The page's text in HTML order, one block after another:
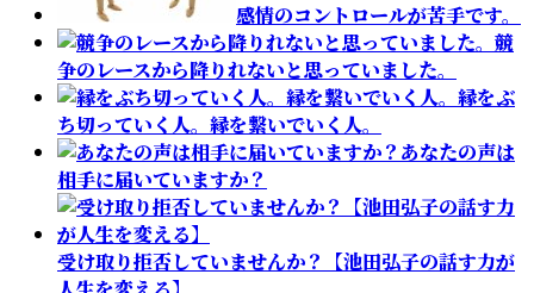
感情のコントロールが苦手です。
競
争のレースから降りれないと思っていました。
縁をぶ
ち切っていく人。縁を繋いでいく人。
あなたの声は
相手に届いていますか？
受け取り拒否していませんか？【池田弘子の話す力が